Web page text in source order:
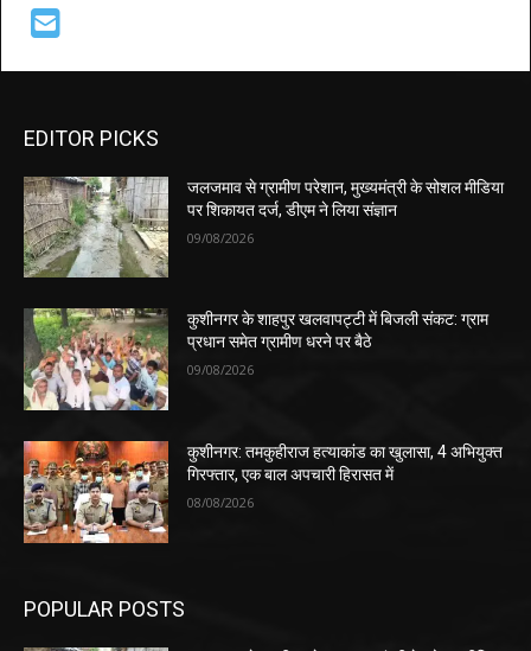
EDITOR PICKS
जलजमाव से ग्रामीण परेशान, मुख्यमंत्री के सोशल मीडिया
पर शिकायत दर्ज, डीएम ने लिया संज्ञान
09/08/2026
कुशीनगर के शाहपुर खलवापट्टी में बिजली संकट: ग्राम
प्रधान समेत ग्रामीण धरने पर बैठे
09/08/2026
कुशीनगर: तमकुहीराज हत्याकांड का खुलासा, 4 अभियुक्त
गिरफ्तार, एक बाल अपचारी हिरासत में
08/08/2026
POPULAR POSTS